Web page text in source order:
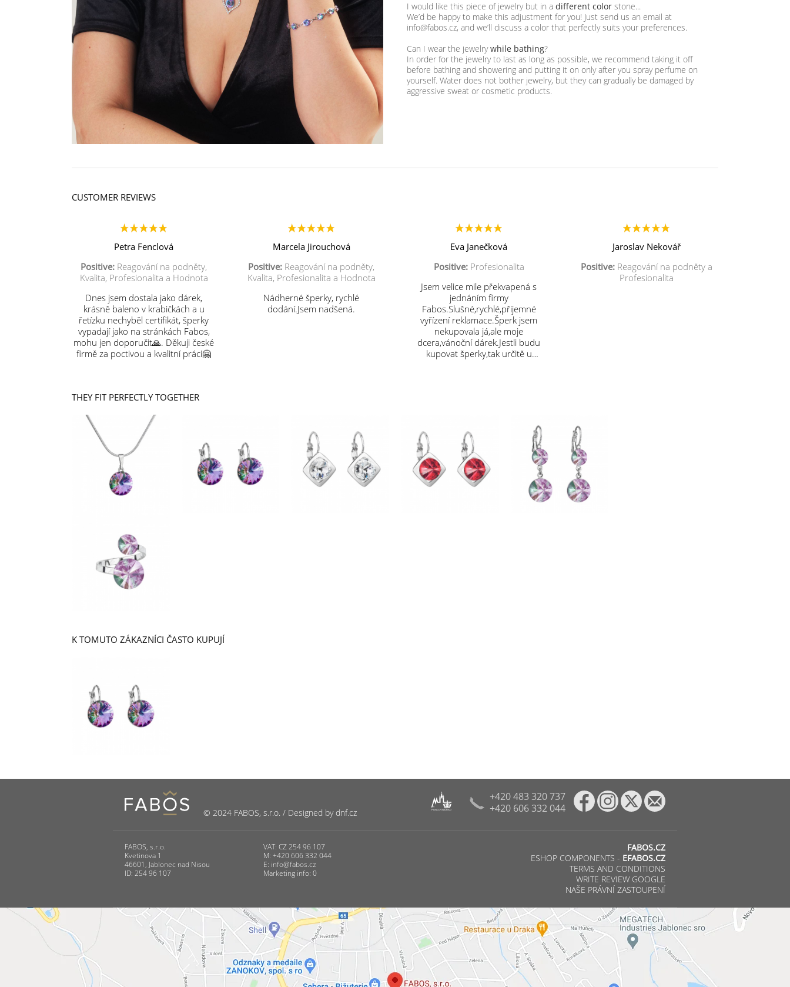
I would like this piece of jewelry but in a different color stone...
We’d be happy to make this adjustment for you! Just send us an email at
info@fabos.cz, and we’ll discuss a color that perfectly suits your preferences.
Can I wear the jewelrywhile bathing?
In order for the jewelry to last as long as possible, we recommend taking it off
before bathing and showering and putting it on only after you spray perfume on
yourself. Water does not bother jewelry, but they can gradually be damaged by
aggressive sweat or cosmetic products.
CUSTOMER REVIEWS
Petra Fenclová
Positive: Reagování na podněty,
Kvalita, Profesionalita a Hodnota
Dnes jsem dostala jako dárek,
krásně baleno v krabičkách a u
řetízku nechyběl certifikát, šperky
vypadají jako na stránkách Fabos,
mohu jen doporučit🙏. Děkuji české
firmě za poctivou a kvalitní práci🤗
Marcela Jirouchová
Positive: Reagování na podněty,
Kvalita, Profesionalita a Hodnota
Nádherné šperky, rychlé
dodání.Jsem nadšená.
Eva Janečková
Positive:Profesionalita
Jsem velice mile překvapená s
jednáním firmy
Fabos.Slušné,rychlé,přijemné
vyřízení reklamace.Šperk jsem
nekupovala já,ale moje
dcera,vánoční dárek.Jestli budu
kupovat šperky,tak určitě u
Jaroslav Nekovář
Positive:Reagování na podněty a
Profesionalita
THEY FIT PERFECTLY TOGETHER
K TOMUTO ZÁKAZNÍCI ČASTO KUPUJÍ
© 2024 FABOS, s.r.o. / Designed by dnf.cz PUNCOVNÍ ÚŘAD
+420 483 320 737
+420 606 332 044
FABOS, s.r.o.
Kvetinova 1
46601, Jablonec nad Nisou
ID: 254 96 107
VAT: CZ 254 96 107
M: +420 606 332 044
E: info@fabos.cz
Marketing info: 0
FABOS.CZ
ESHOP COMPONENTS - EFABOS.CZ
TERMS AND CONDITIONS
WRITE REVIEW GOOGLE
NAŠE PRÁVNÍ ZASTOUPENÍ